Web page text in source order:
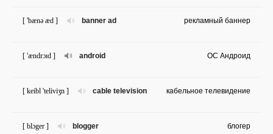
banner ad
[ 'bænə æd ] рекламный баннер
android
[ 'ændrɔɪd ] ОС Андроид
cable television
[ keibl 'teliviʒn ] кабельное телевидение
blogger
[ blɔger ] блогер